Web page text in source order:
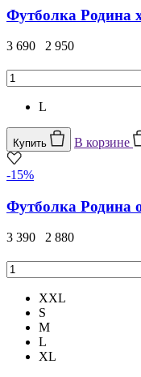
Футболка Родина
3 690 2 950
L
Купить В корзине
-15%
Футболка Родина
3 390 2 880
XXL
S
M
L
XL